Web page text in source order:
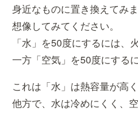
身近なものに置き換えてみま
想像してみてください。
「水」を50度にするには、
一方「空気」を50度にする
これは「水」は熱容量が高
他方で、水は冷めにくく、